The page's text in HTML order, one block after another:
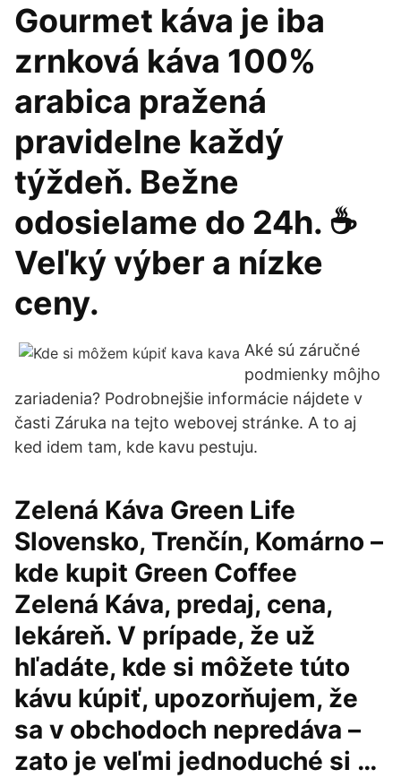
Gourmet káva je iba
zrnková káva 100%
arabica pražená
pravidelne každý
týždeň. Bežne
odosielame do 24h. ☕
Veľký výber a nízke
ceny.
Aké sú záručné
podmienky môjho
zariadenia? Podrobnejšie informácie nájdete v
časti Záruka na tejto webovej stránke. A to aj
ked idem tam, kde kavu pestuju.
Zelená Káva Green Life
Slovensko, Trenčín, Komárno –
kde kupit Green Coffee
Zelená Káva, predaj, cena,
lekáreň. V prípade, že už
hľadáte, kde si môžete túto
kávu kúpiť, upozorňujem, že
sa v obchodoch nepredáva –
zato je veľmi jednoduché si …